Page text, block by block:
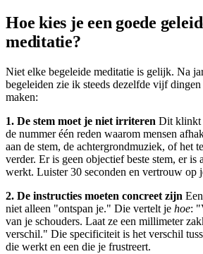
Hoe kies je een goede
meditatie?
Niet elke begeleide meditatie is gelijk. Na
begeleiden zie ik steeds dezelfde vijf
maken:
1. De stem moet je niet irriteren Dit klinkt
de nummer één reden waarom mensen
aan de stem, de achtergrondmuziek, of het
verder. Er is geen objectief beste stem, er is
werkt. Luister 30 seconden en vertrouw op
2. De instructies moeten concreet zijn
niet alleen "ontspan je." Die vertelt je hoe:
van je schouders. Laat ze een millimeter
verschil." Die specificiteit is het verschil
die werkt en een die je frustreert.